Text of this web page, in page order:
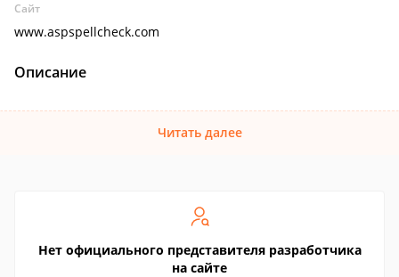
Сайт
www.aspspellcheck.com
Описание
Читать далее
Нет официального представителя разработчика
на сайте